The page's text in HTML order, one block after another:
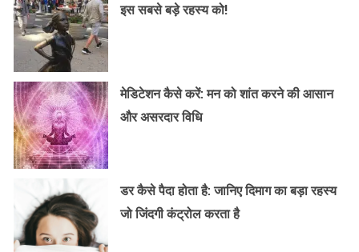
इस सबसे बड़े रहस्य को!
मेडिटेशन कैसे करें: मन को शांत करने की आसान
और असरदार विधि
डर कैसे पैदा होता है: जानिए दिमाग का बड़ा रहस्य
जो जिंदगी कंट्रोल करता है